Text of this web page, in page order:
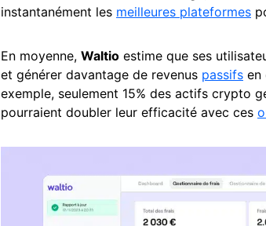
instantanément les meilleures plateformes
En moyenne, Waltio estime que ses
et générer davantage de revenus passifs en
exemple, seulement 15% des actifs crypto
pourraient doubler leur efficacité avec ces